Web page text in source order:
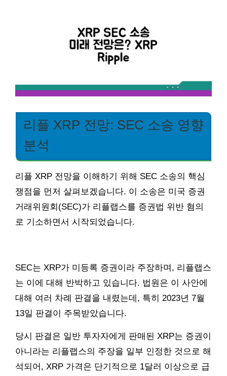
리플 XRP 전망: SEC 소송 영향
분석
리플 XRP 전망을 이해하기 위해 SEC 소송의 핵심
쟁점을 먼저 살펴보겠습니다. 이 소송은 미국 증권
거래위원회(SEC)가 리플랩스를 증권법 위반 혐의
로 기소하면서 시작되었습니다.
SEC는 XRP가 미등록 증권이라 주장하며, 리플랩스
는 이에 대해 반박하고 있습니다. 법원은 이 사안에
대해 여러 차례 판결을 내렸는데, 특히 2023년 7월
13일 판결이 주목받았습니다.
당시 판결은 일반 투자자에게 판매된 XRP는 증권이
아니라는 리플랩스의 주장을 일부 인정한 것으로 해
석되어, XRP 가격은 단기적으로 1달러 이상으로 급